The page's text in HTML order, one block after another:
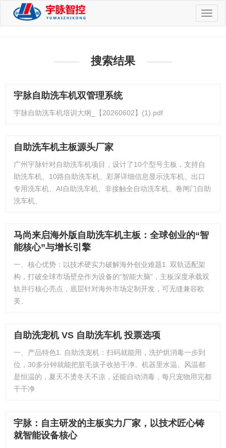
切
换
搜索结果
宇脉自助洗车机双管理系统
宇脉自助洗车机培训大纲_【20260602】(1).pdf
自助洗车机主板源头厂家
广州宇脉针对自助洗车机项目，设计了10个型号主板，支持自
助洗车机、10路自助洗车机、彩屏详细信息显示洗车机、出口
专用洗车机、AI自助洗车机、非接触全自动洗车机、卷闸门自助
洗车机、
马尚来启海外版自助洗车机主板：全球创业的“智
能核心”与增长引擎
一、核心优势：以技术硬实力破解海外创业难题1. 双轨适配架
构，打破全球市场壁垒作为设备的“智能大脑”，主板深度承载双
轨并行核心亮点，底层针对海外市场定制开发，可无缝兼容欧
美、
自助洗宠机 VS 自助洗车机 投票选项
一、产品特色1. 自助洗宠机：扫码就能用，洗护烘消毒一步到
位，30多分钟就能把脏毛孩子收拾干净。机器里水温、风温都
是恒温的，夏天不烫冬天不凉，还能自动消毒，每只宠物用完都
干干净
宇脉：自主研发的主板实力厂家，以技术匠心铸
就智能设备核心